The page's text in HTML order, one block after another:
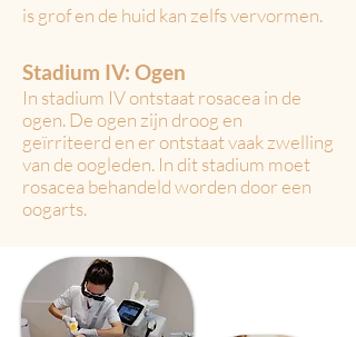
is grof en de huid kan zelfs vervormen.
Stadium IV: Ogen
In stadium IV ontstaat rosacea in de
ogen. De ogen zijn droog en
geïrriteerd en er ontstaat vaak zwelling
van de oogleden. In dit stadium moet
rosacea behandeld worden door een
oogarts.